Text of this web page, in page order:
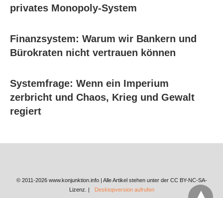
privates Monopoly-System
Finanzsystem: Warum wir Bankern und
Bürokraten nicht vertrauen können
Systemfrage: Wenn ein Imperium
zerbricht und Chaos, Krieg und Gewalt
regiert
© 2011-2026 www.konjunktion.info | Alle Artikel stehen unter der CC BY-NC-SA-
Lizenz. |
Desktopversion aufrufen